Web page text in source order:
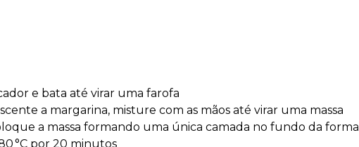
e bata até virar uma farofa
a margarina, misture com as mãos até virar uma massa
a massa formando uma única camada no fundo da forma
°C por 20 minutos